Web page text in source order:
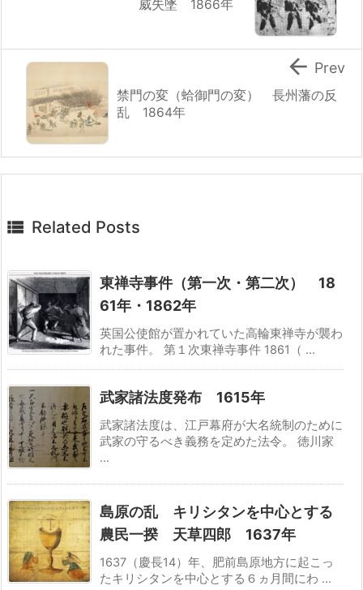
威失墜 1866年
禁門の変（蛤御門の変） 長州藩の反
乱 1864年
 Prev
 Related Posts
東禅寺事件（第一次・第二次） 18
61年・1862年
英国公使館が置かれていた高輪東禅寺が襲わ
れた事件。 第１次東禅寺事件 1861（ ...
武家諸法度発布 1615年
武家諸法度は、江戸幕府が大名統制のために
武家の守るべき義務を定めた法令。 徳川家
...
島原の乱 キリシタンを中心とする
農民一揆 天草四郎 1637年
1637（慶長14）年、肥前島原地方に起こっ
たキリシタンを中心とする６ヵ月間にわ ...